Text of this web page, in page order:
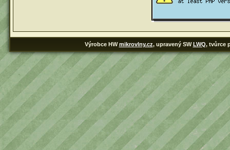
Výrobce HWmikrovlny.cz, upravený SWLWQ, tvůrce